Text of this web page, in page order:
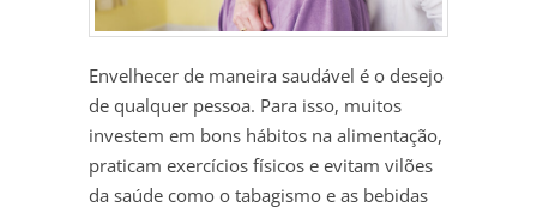
Envelhecer de maneira saudável é o desejo
de qualquer pessoa. Para isso, muitos
investem em bons hábitos na alimentação,
praticam exercícios físicos e evitam vilões
da saúde como o tabagismo e as bebidas